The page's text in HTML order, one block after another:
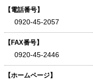
【電話番号】
0920-45-2057
【FAX番号】
0920-45-2446
【ホームページ】